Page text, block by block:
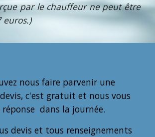
par le chauffeur ne peut être
euros.)
nous faire parvenir une
c'est gratuit et nous vous
dans la journée.
et tous renseignements